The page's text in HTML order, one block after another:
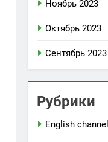
Ноябрь 2023
Октябрь 2023
Сентябрь 2023
Рубрики
English channel